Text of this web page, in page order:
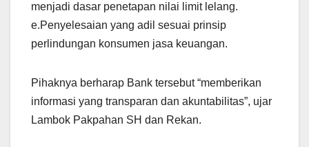
menjadi dasar penetapan nilai limit lelang.
e.Penyelesaian yang adil sesuai prinsip
perlindungan konsumen jasa keuangan.
Pihaknya berharap Bank tersebut “memberikan
informasi yang transparan dan akuntabilitas”, ujar
Lambok Pakpahan SH dan Rekan.